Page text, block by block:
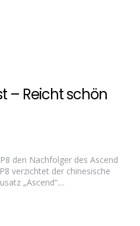
– Reicht schön
den Nachfolger des Ascend
verzichtet der chinesische
„Ascend“....